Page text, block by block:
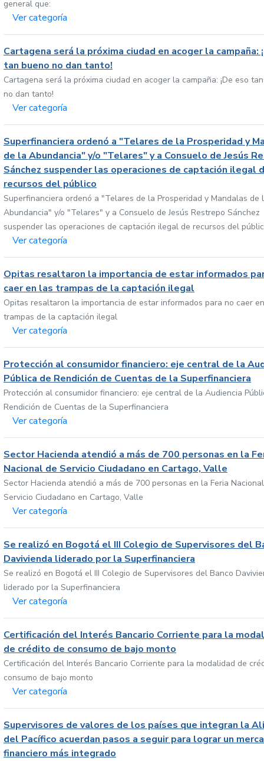
general que:
Ver categoría
Cartagena será la próxima ciudad en acoger la campaña:
tan bueno no dan tanto!
Cartagena será la próxima ciudad en acoger la campaña: ¡De eso
no dan tanto!
Ver categoría
Superfinanciera ordenó a "Telares de la Prosperidad y
de la Abundancia" y/o "Telares" y a Consuelo de Jesús
Sánchez suspender las operaciones de captación ilegal
recursos del público
Superfinanciera ordenó a "Telares de la Prosperidad y Mandalas de
Abundancia" y/o "Telares" y a Consuelo de Jesús Restrepo Sánchez
suspender las operaciones de captación ilegal de recursos del
Ver categoría
Opitas resaltaron la importancia de estar informados
caer en las trampas de la captación ilegal
Opitas resaltaron la importancia de estar informados para no caer
trampas de la captación ilegal
Ver categoría
Protección al consumidor financiero: eje central de la
Pública de Rendición de Cuentas de la Superfinanciera
Protección al consumidor financiero: eje central de la Audiencia
Rendición de Cuentas de la Superfinanciera
Ver categoría
Sector Hacienda atendió a más de 700 personas en la
Nacional de Servicio Ciudadano en Cartago, Valle
Sector Hacienda atendió a más de 700 personas en la Feria
Servicio Ciudadano en Cartago, Valle
Ver categoría
Se realizó en Bogotá el III Colegio de Supervisores del
Davivienda liderado por la Superfinanciera
Se realizó en Bogotá el III Colegio de Supervisores del Banco
liderado por la Superfinanciera
Ver categoría
Certificación del Interés Bancario Corriente para la
de crédito de consumo de bajo monto
Certificación del Interés Bancario Corriente para la modalidad de
consumo de bajo monto
Ver categoría
Supervisores de valores de los países que integran la
del Pacífico acuerdan pasos a seguir para lograr un
financiero más integrado